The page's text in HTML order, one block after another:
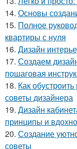
14. Основы
15. Полное
квартиры с нуля
16. Дизайн
17. Создаем
пошаговая
18. Как
советы дизайнера
19. Дизайн
принципы и
20. Создание
советы